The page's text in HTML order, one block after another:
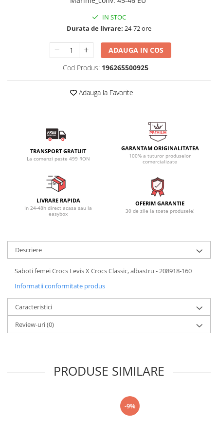
IN STOC
Durata de livrare: 24-72 ore
ADAUGA IN COS
Cod Produs: 196265500925
Adauga la Favorite
TRANSPORT GRATUIT
La comenzi peste 499 RON
GARANTAM ORIGINALITATEA
100% a tuturor produselor
comercializate
LIVRARE RAPIDA
In 24-48h direct acasa sau la
easybox
OFERIM GARANTIE
30 de zile la toate produsele!
Descriere
Saboti femei Crocs Levis X Crocs Classic, albastru - 208918-160
Informatii conformitate produs
Caracteristici
Review-uri(0)
PRODUSE SIMILARE
-9%